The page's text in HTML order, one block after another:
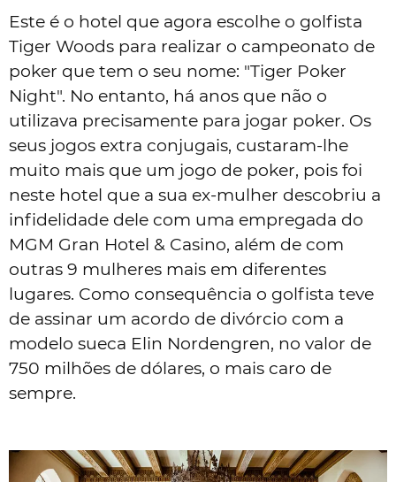
Este é o hotel que agora escolhe o golfista
Tiger Woods para realizar o campeonato de
poker que tem o seu nome: "Tiger Poker
Night". No entanto, há anos que não o
utilizava precisamente para jogar poker. Os
seus jogos extra conjugais, custaram-lhe
muito mais que um jogo de poker, pois foi
neste hotel que a sua ex-mulher descobriu a
infidelidade dele com uma empregada do
MGM Gran Hotel & Casino, além de com
outras 9 mulheres mais em diferentes
lugares. Como consequência o golfista teve
de assinar um acordo de divórcio com a
modelo sueca Elin Nordengren, no valor de
750 milhões de dólares, o mais caro de
sempre.